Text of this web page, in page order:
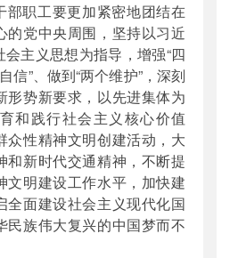
部职工要更加紧密地团结在
的党中央周围，坚持以习近
主义思想为指导，增强“四
信”、做到“两个维护”，深刻
形势新要求，以先进集体为
和践行社会主义核心价值
众性精神文明创建活动，大
和新时代交通精神，不断提
文明建设工作水平，加快建
全面建设社会主义现代化国
民族伟大复兴的中国梦而不